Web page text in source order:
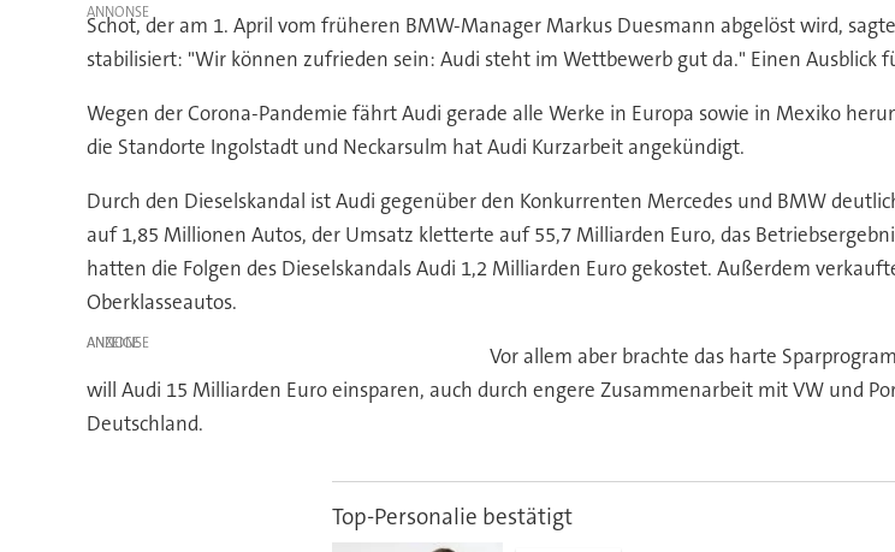
Schot, der am 1. April vom früheren BMW-Manager Markus Duesmann abgelöst wird,
stabilisiert: "Wir können zufrieden sein: Audi steht im Wettbewerb gut da." Einen Ausblick
Wegen der Corona-Pandemie fährt Audi gerade alle Werke in Europa sowie in Mexiko
die Standorte Ingolstadt und Neckarsulm hat Audi Kurzarbeit angekündigt.
Durch den Dieselskandal ist Audi gegenüber den Konkurrenten Mercedes und BMW
auf 1,85 Millionen Autos, der Umsatz kletterte auf 55,7 Milliarden Euro, das
hatten die Folgen des Dieselskandals Audi 1,2 Milliarden Euro gekostet. Außerdem
Oberklasseautos.
ANZEIGE
Vor allem aber brachte das harte
will Audi 15 Milliarden Euro einsparen, auch durch engere Zusammenarbeit mit VW und
Deutschland.
Top-Personalie bestätigt